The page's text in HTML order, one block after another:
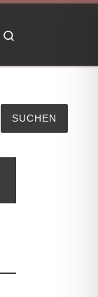
SUCHEN